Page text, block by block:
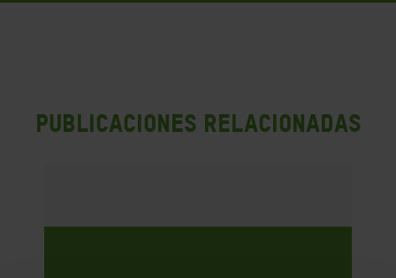
PUBLICACIONES RELACIONADAS